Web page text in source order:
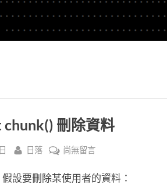
chunk() 刪除資料
By
日落
在
Eloquent
尚無留言
假設要刪除某使用者的資料：